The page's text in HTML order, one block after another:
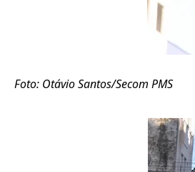
Foto: Otávio Santos/Secom PMS